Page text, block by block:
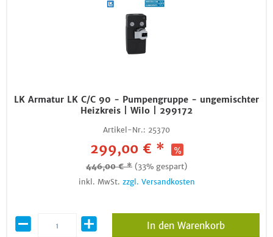
LK Armatur LK C/C 90 - Pumpengruppe - ungemischter
Heizkreis | Wilo | 299172
Artikel-Nr.: 25370
299,00 € *
446,00 € * (33% gespart)
inkl. MwSt. zzgl. Versandkosten
In den Warenkorb